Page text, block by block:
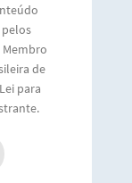
de
para